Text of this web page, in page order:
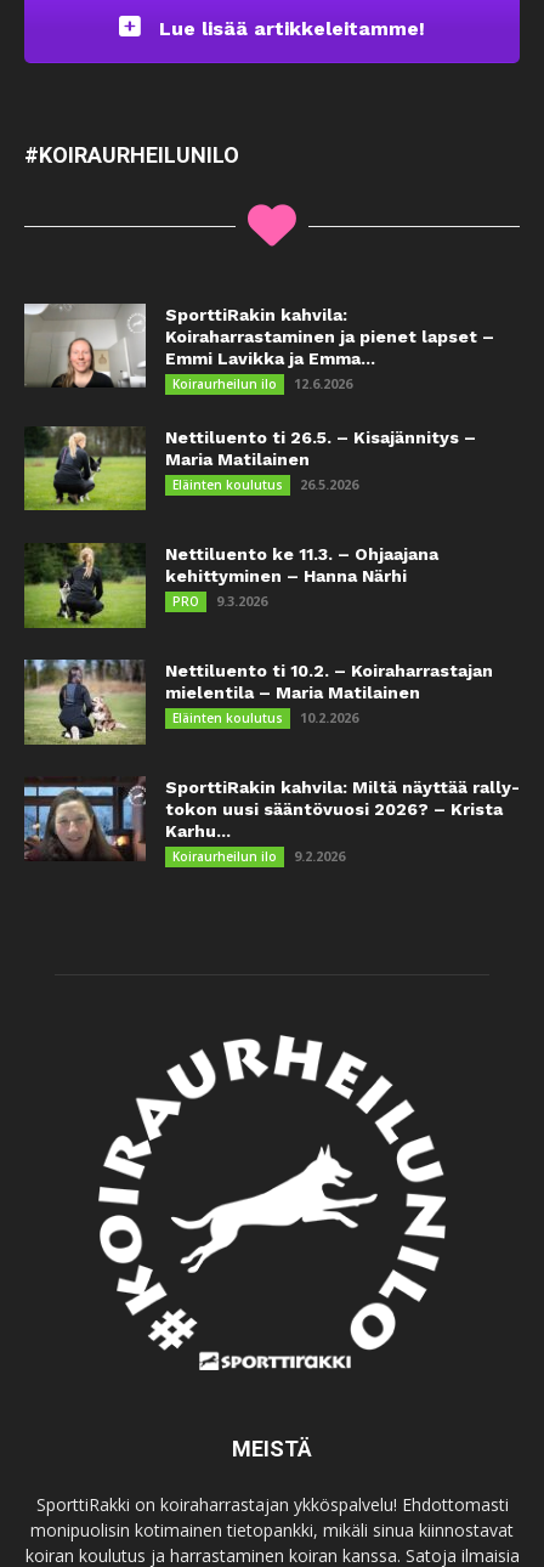
Lue lisää artikkeleitamme!
#KOIRAURHEILUNILO
SporttiRakin kahvila:
Koiraharrastaminen ja pienet lapset –
Emmi Lavikka ja Emma...
Koiraurheilun ilo 12.6.2026
Nettiluento ti 26.5. – Kisajännitys –
Maria Matilainen
Eläinten koulutus 26.5.2026
Nettiluento ke 11.3. – Ohjaajana
kehittyminen – Hanna Närhi
PRO 9.3.2026
Nettiluento ti 10.2. – Koiraharrastajan
mielentila – Maria Matilainen
Eläinten koulutus 10.2.2026
SporttiRakin kahvila: Miltä näyttää rally-
tokon uusi sääntövuosi 2026? – Krista
Karhu...
Koiraurheilun ilo 9.2.2026
MEISTÄ
SporttiRakki on koiraharrastajan ykköspalvelu! Ehdottomasti
monipuolisin kotimainen tietopankki, mikäli sinua kiinnostavat
koiran koulutus ja harrastaminen koiran kanssa. Satoja ilmaisia